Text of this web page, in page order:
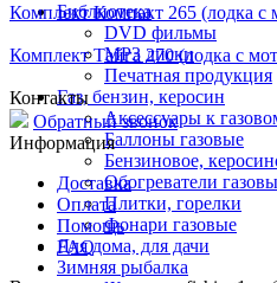
Библиотека
DVD фильмы
MP3 диски
Печатная продукция
Газ, бензин, керосин
Аксессуары к
Баллоны газовые
Бензиновое,
Обогреватели
Плитки, горелки
Фонари газовые
Для дома, для дачи
Зимняя рыбалка
Комплект Компакт 265 (лодка с
Комплект Тайга 270 (лодка с
Контакты
Обратный звонок
Информация
Доставка
Оплата
Помощь
FAQ